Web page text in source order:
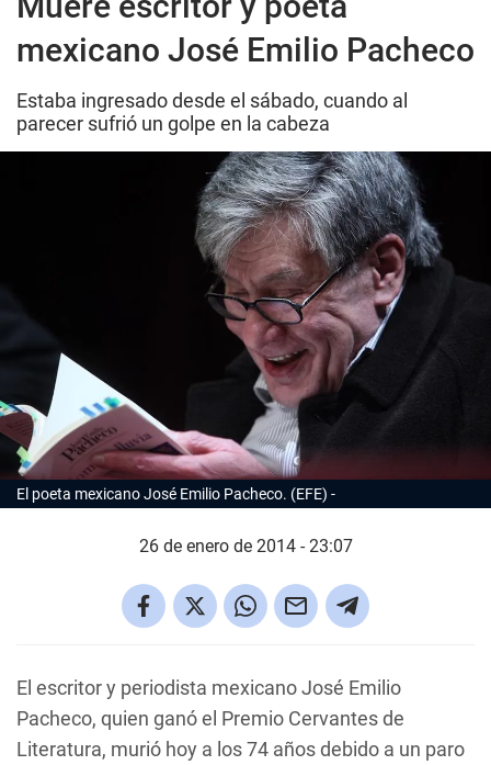
mexicano José Emilio Pacheco
Estaba ingresado desde el sábado, cuando al
parecer sufrió un golpe en la cabeza
El poeta mexicano José Emilio Pacheco. (EFE)
26 de enero de 2014 - 23:07
El escritor y periodista mexicano José Emilio
Pacheco, quien ganó el Premio Cervantes de
Literatura, murió hoy a los 74 años debido a un paro